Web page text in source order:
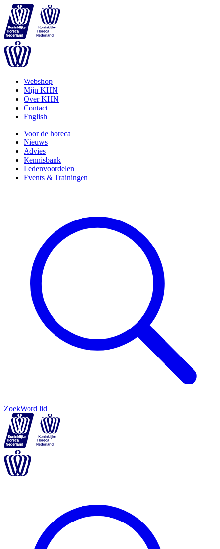
Webshop
Mijn KHN
Over KHN
Contact
English
Voor de horeca
Nieuws
Advies
Kennisbank
Ledenvoordelen
Events & Trainingen
ZoekWord lid